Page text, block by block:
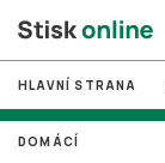
# MUNI
HLAVNÍ STRANA
DOMÁCÍ